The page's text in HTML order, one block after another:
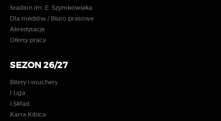
Stadion im. E. Szymkowiaka
Dla mediów / Biuro prasowe
Akredytacje
Oferty pracy
SEZON 26/27
Bilety i vouchery
I Liga
I Skład
Karta Kibica